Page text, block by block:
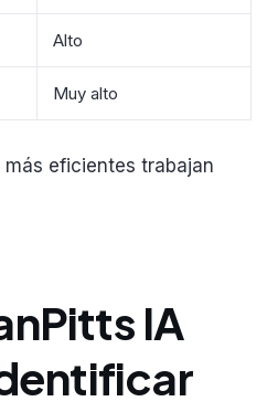
Alto
Muy alto
más eficientes trabajan
IA